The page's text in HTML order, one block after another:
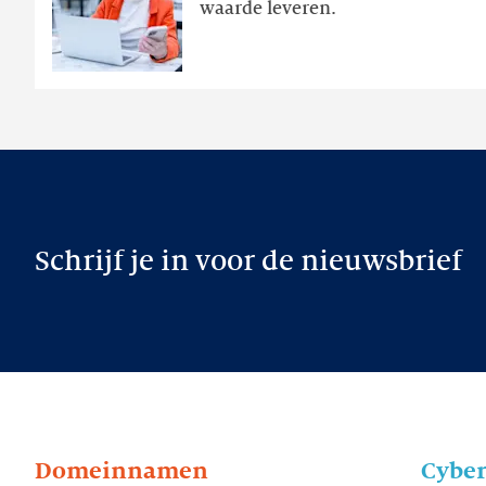
waarde leveren.
later
Schrijf je in voor de nieuwsbrief
Domeinnamen